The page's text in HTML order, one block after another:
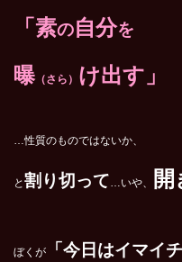
「素の自分を
曝（さら） け出す」
…性質のものではないか、
と割り切って …いや、
ぼくが 「今日はイマイ